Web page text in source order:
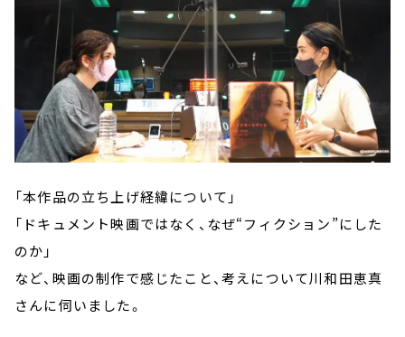
「本作品の立ち上げ経緯について」
「ドキュメント映画ではなく、なぜ“フィクション”にした
のか」
など、映画の制作で感じたこと、考えについて川和田恵真
さんに伺いました。